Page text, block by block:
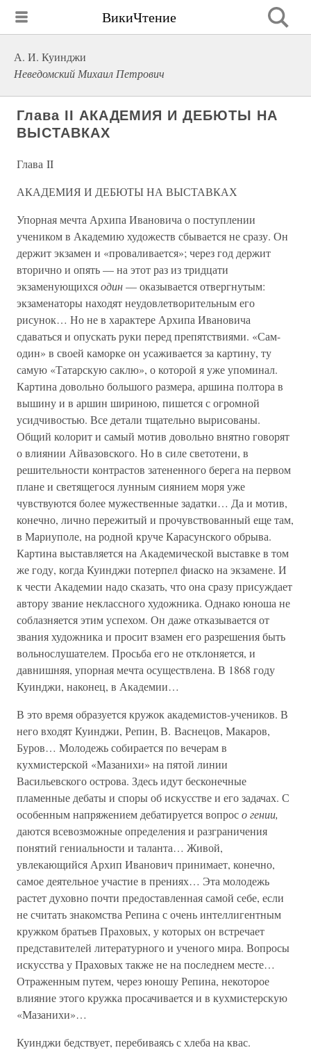
ВикиЧтение
А. И. Куинджи
Неведомский Михаил Петрович
Глава II АКАДЕМИЯ И ДЕБЮТЫ НА
ВЫСТАВКАХ
Глава II
АКАДЕМИЯ И ДЕБЮТЫ НА ВЫСТАВКАХ
Упорная мечта Архипа Ивановича о поступлении
учеником в Академию художеств сбывается не сразу. Он
держит экзамен и «проваливается»; через год держит
вторично и опять — на этот раз из тридцати
экзаменующихсяодин— оказывается отвергнутым:
экзаменаторы находят неудовлетворительным его
рисунок… Но не в характере Архипа Ивановича
сдаваться и опускать руки перед препятствиями. «Сам-
один» в своей каморке он усаживается за картину, ту
самую «Татарскую саклю», о которой я уже упоминал.
Картина довольно большого размера, аршина полтора в
вышину и в аршин шириною, пишется с огромной
усидчивостью. Все детали тщательно вырисованы.
Общий колорит и самый мотив довольно внятно говорят
о влиянии Айвазовского. Но в силе светотени, в
решительности контрастов затененного берега на первом
плане и светящегося лунным сиянием моря уже
чувствуются более мужественные задатки… Да и мотив,
конечно, лично пережитый и прочувствованный еще там,
в Мариуполе, на родной круче Карасунского обрыва.
Картина выставляется на Академической выставке в том
же году, когда Куинджи потерпел фиаско на экзамене. И
к чести Академии надо сказать, что она сразу присуждает
автору звание неклассного художника. Однако юноша не
соблазняется этим успехом. Он даже отказывается от
звания художника и просит взамен его разрешения быть
вольнослушателем. Просьба его не отклоняется, и
давнишняя, упорная мечта осуществлена. В 1868 году
Куинджи, наконец, в Академии…
В это время образуется кружок академистов-учеников. В
него входят Куинджи, Репин, В. Васнецов, Макаров,
Буров… Молодежь собирается по вечерам в
кухмистерской «Мазанихи» на пятой линии
Васильевского острова. Здесь идут бесконечные
пламенные дебаты и споры об искусстве и его задачах. С
особенным напряжением дебатируется вопросо гении,
даются всевозможные определения и разграничения
понятий гениальности и таланта… Живой,
увлекающийся Архип Иванович принимает, конечно,
самое деятельное участие в прениях… Эта молодежь
растет духовно почти предоставленная самой себе, если
не считать знакомства Репина с очень интеллигентным
кружком братьев Праховых, у которых он встречает
представителей литературного и ученого мира. Вопросы
искусства у Праховых также не на последнем месте…
Отраженным путем, через юношу Репина, некоторое
влияние этого кружка просачивается и в кухмистерскую
«Мазанихи»…
Куинджи бедствует, перебиваясь с хлеба на квас.